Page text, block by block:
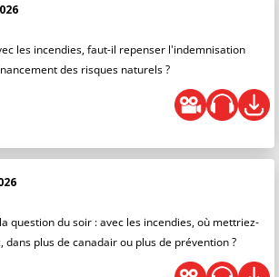
les incendies, faut-il repenser l'indemnisation
des risques naturels ?
question du soir : avec les incendies, où mettriez-
dans plus de canadair ou plus de prévention ?